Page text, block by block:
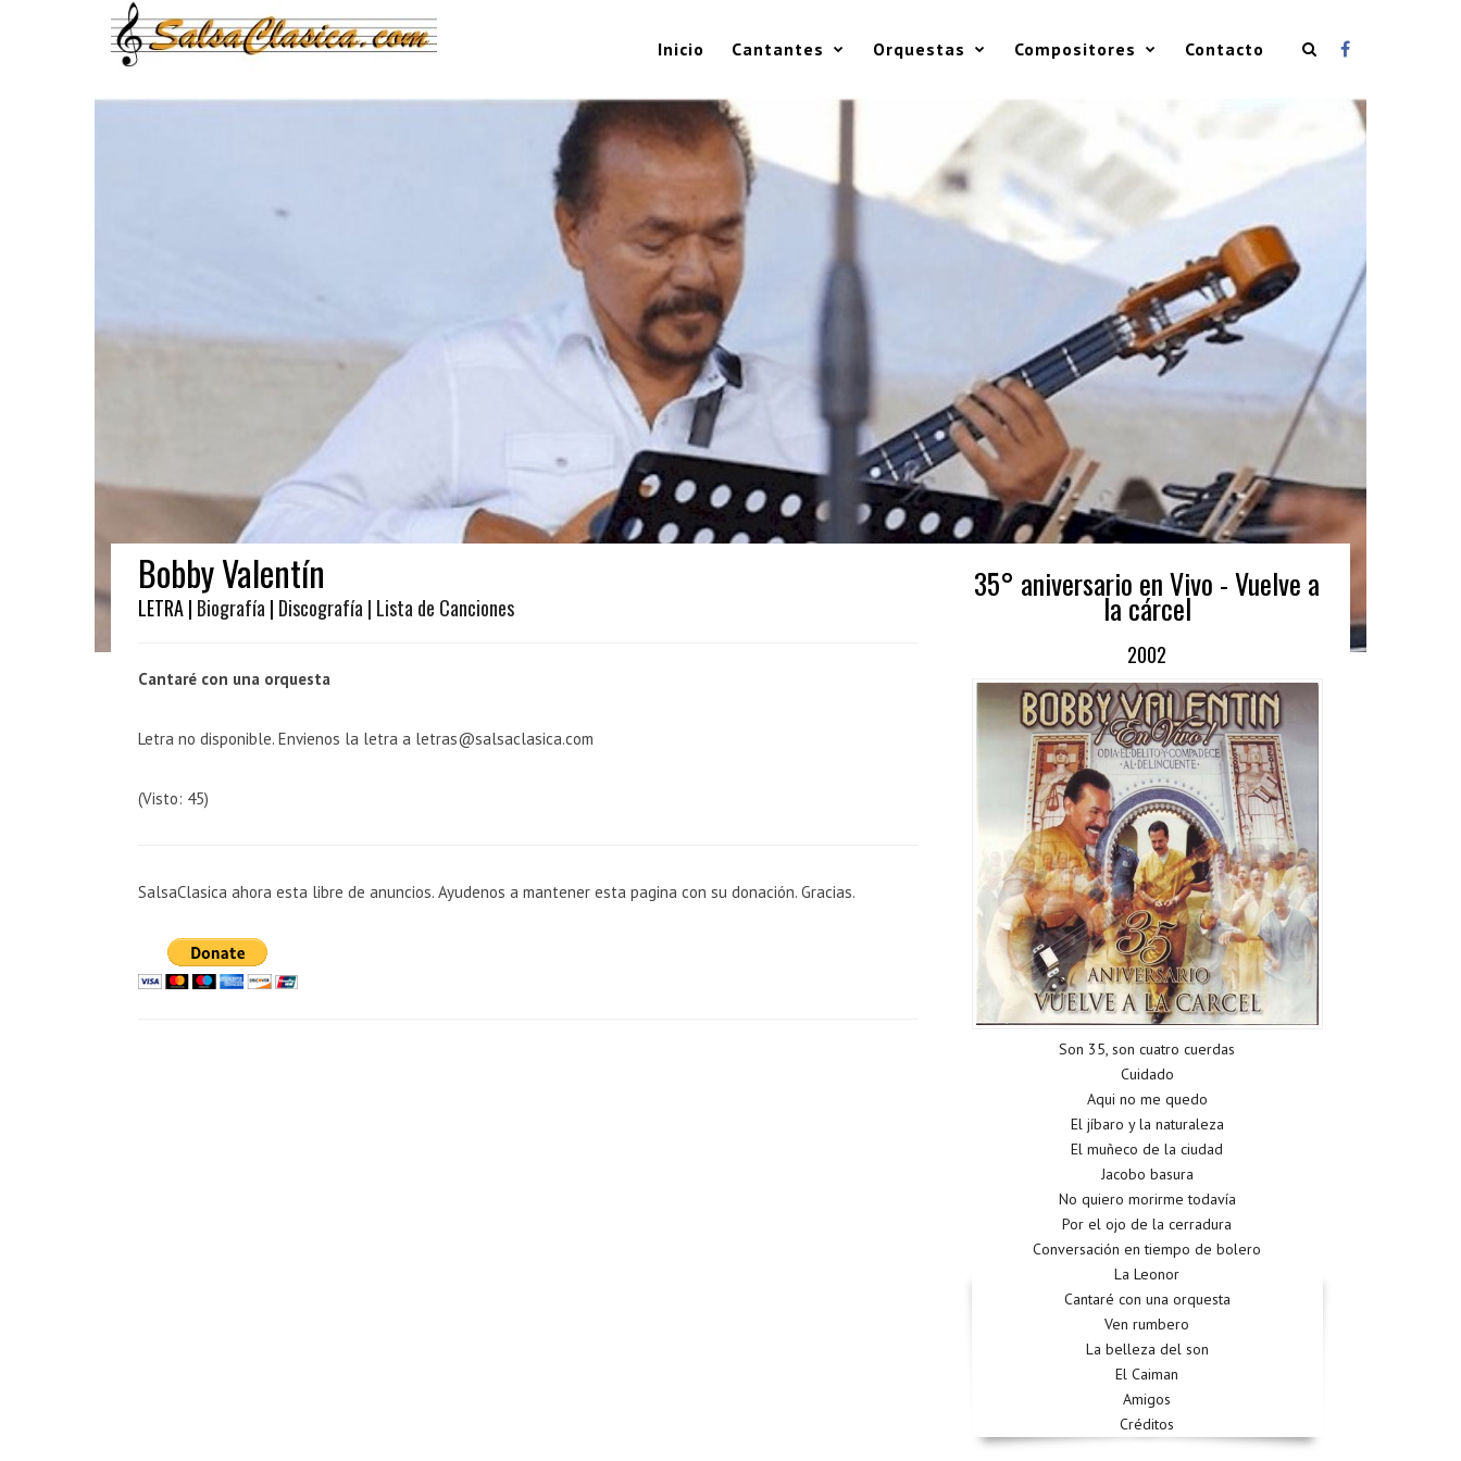
Inicio Cantantes Orquestas Compositores Contacto
Bobby Valentín
LETRA | Biografía | Discografía | Lista de Canciones
Cantaré con una orquesta
Letra no disponible. Envienos la letra a letras@salsaclasica.com
(Visto: 45)
SalsaClasica ahora esta libre de anuncios. Ayudenos a mantener esta pagina con su donación. Gracias.
35° aniversario en Vivo - Vuelve a
la cárcel
2002
Son 35, son cuatro cuerdas
Cuidado
Aqui no me quedo
El jíbaro y la naturaleza
El muñeco de la ciudad
Jacobo basura
No quiero morirme todavía
Por el ojo de la cerradura
Conversación en tiempo de bolero
La Leonor
Cantaré con una orquesta
Ven rumbero
La belleza del son
El Caiman
Amigos
Créditos